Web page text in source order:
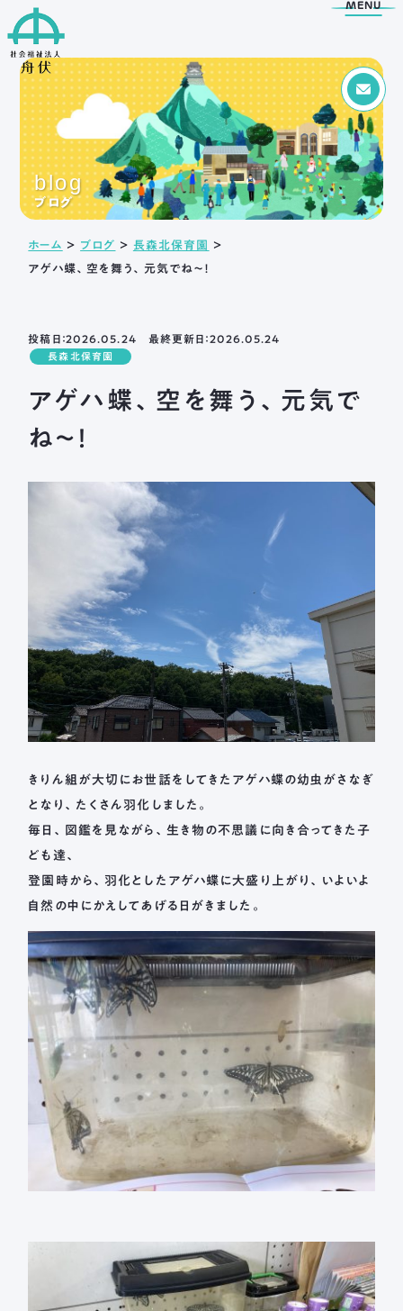
Menu トップページ
舟伏の取り組み
生活訓練はばたき
支援センター
工房はばたき
岐阜市超短時間ワーク
応援センター
長森北保育園
舟伏について
ご挨拶
メールフォームまたはお電話から、
お気軽にご連絡ください。
法人本部 TEL ： 058-244-0027
受付時間 ： 平日 9:00 ~ 17:00
MENU
blog
ブログ
ホーム ＞ ブログ ＞ 長森北保育園
＞
アゲハ蝶、空を舞う、元気でね～！
投稿日：2026.05.24 最終更新日：2026.05.24
長森北保育園
アゲハ蝶、空を舞う、元気で
ね～！
きりん組が大切にお世話をしてきたアゲハ蝶の幼虫がさなぎ
となり、たくさん羽化しました。
毎日、図鑑を見ながら、生き物の不思議に向き合ってきた子
ども達、
登園時から、羽化としたアゲハ蝶に大盛り上がり、いよいよ
自然の中にかえしてあげる日がきました。